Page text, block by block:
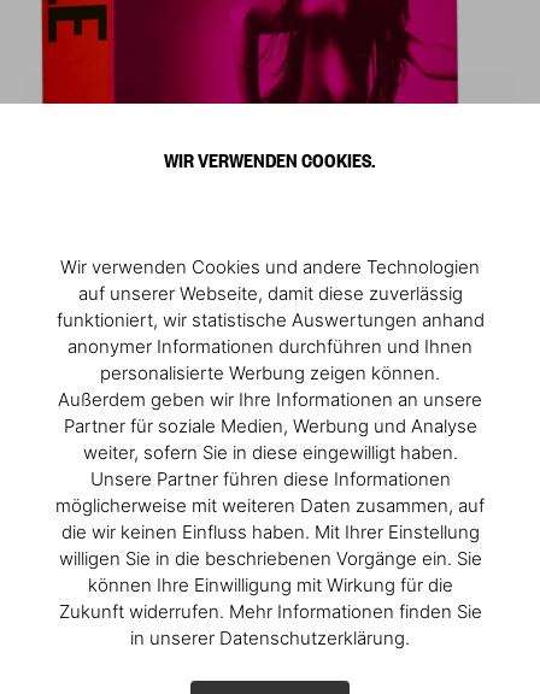
WIR VERWENDEN COOKIES.
Wir verwenden Cookies und andere Technologien
auf unserer Webseite, damit diese zuverlässig
funktioniert, wir statistische Auswertungen anhand
anonymer Informationen durchführen und Ihnen
personalisierte Werbung zeigen können.
Außerdem geben wir Ihre Informationen an unsere
Partner für soziale Medien, Werbung und Analyse
weiter, sofern Sie in diese eingewilligt haben.
Unsere Partner führen diese Informationen
möglicherweise mit weiteren Daten zusammen, auf
die wir keinen Einfluss haben. Mit Ihrer Einstellung
willigen Sie in die beschriebenen Vorgänge ein. Sie
können Ihre Einwilligung mit Wirkung für die
Zukunft widerrufen. Mehr Informationen finden Sie
in unserer Datenschutzerklärung.